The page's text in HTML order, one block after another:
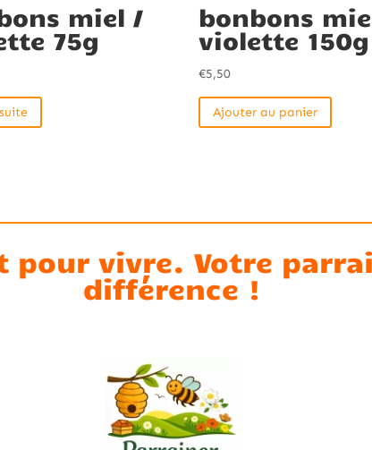
miel /
75g
bonbons
violette 150g
€5,50
Ajouter au panier
pour vivre. Votre
différence !